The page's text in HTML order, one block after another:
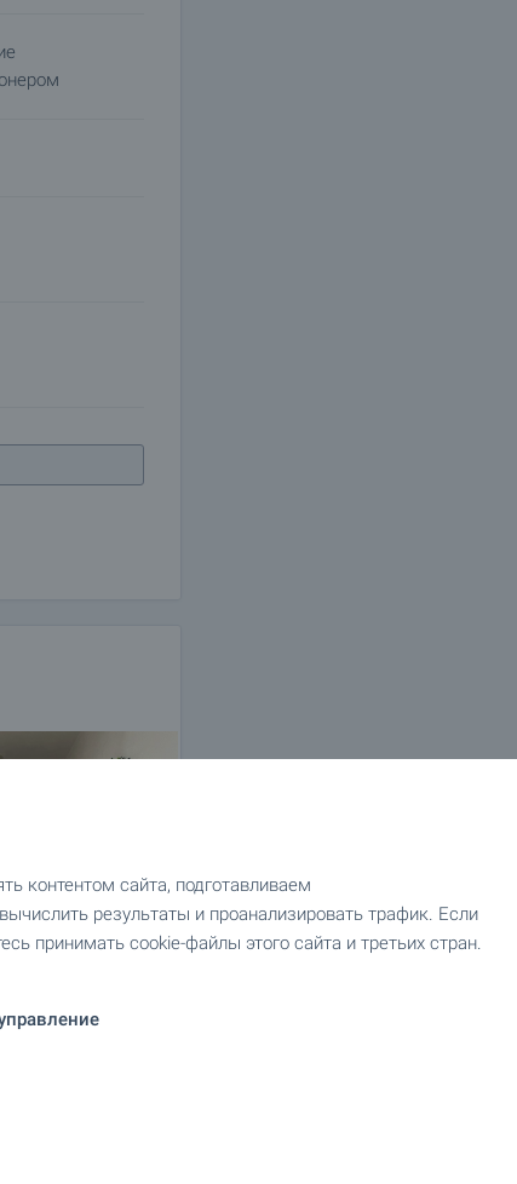
контентом сайта, подготавливаем
результаты и проанализировать трафик. Если
принимать cookie-файлы этого сайта и третьих стран.